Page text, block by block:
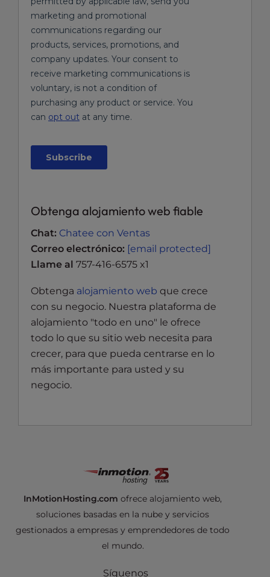
Obtenga alojamiento web fiable
Chat: Chatee con Ventas
Correo electrónico: [email protected]
Llame al 757-416-6575 x1
Obtenga alojamiento web que crece
con su negocio. Nuestra plataforma de
alojamiento "todo en uno" le ofrece
todo lo que su sitio web necesita para
crecer, para que pueda centrarse en lo
más importante para usted y su
negocio.
InMotionHosting.com ofrece alojamiento web,
soluciones basadas en la nube y servicios
gestionados a empresas y emprendedores de todo
el mundo.
Síguenos